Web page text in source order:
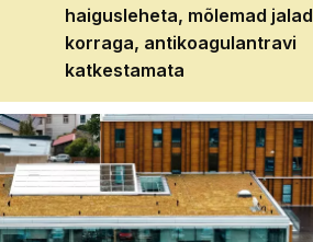
haigusleheta, mõlemad jalad
korraga, antikoagulantravi
katkestamata